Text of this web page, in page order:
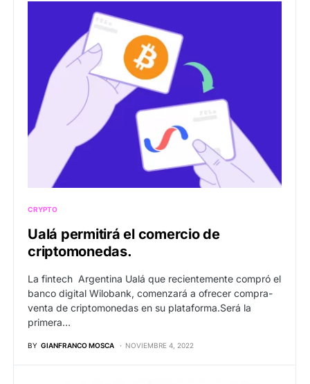
CRYPTO
Ualá permitirá el comercio de
criptomonedas.
La fintech Argentina Ualá que recientemente compró el
banco digital Wilobank, comenzará a ofrecer compra-
venta de criptomonedas en su plataforma.Será la
primera…
BY GIANFRANCO MOSCA NOVIEMBRE 4, 2022